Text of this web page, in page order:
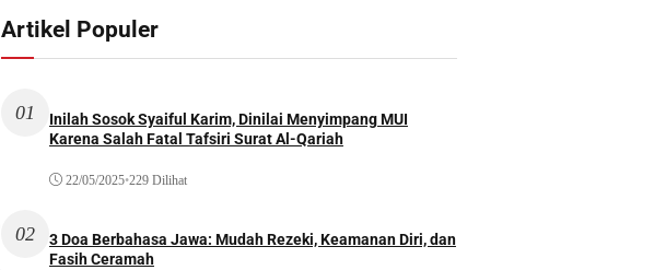
Artikel Populer
01
Inilah Sosok Syaiful Karim, Dinilai Menyimpang MUI
Karena Salah Fatal Tafsiri Surat Al-Qariah
22/05/2025•229 Dilihat
02
3 Doa Berbahasa Jawa: Mudah Rezeki, Keamanan Diri, dan
Fasih Ceramah